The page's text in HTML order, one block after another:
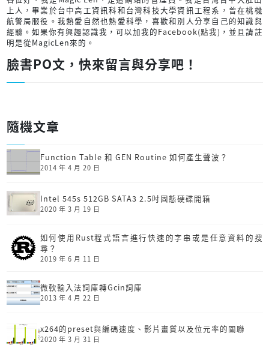
上人，畢業於台中高工資訊科和台灣科技大學資訊工程系，曾在桃機
航警局服役。我熱愛自然也熱愛科學，喜歡和別人分享自己的知識與
經驗。如果你有興趣認識我，可以加我的Facebook(點我) ，並且請註
明是從MagicLen來的。
臉書PO文，快來留言與分享吧！
隨機文章
Function Table 和 GEN Routine 如何產生聲波？
2014 年 4 月 20 日
Intel 545s 512GB SATA3 2.5吋固態硬碟開箱
2020 年 3 月 19 日
如何使用Rust程式語言進行快速的字串或是任意資料的搜
尋？
2019 年 6 月 11 日
微軟輸入法詞庫轉Gcin詞庫
2013 年 4 月 22 日
x264的preset與編碼速度、影片畫質以及位元率的關聯
2020 年 3 月 31 日